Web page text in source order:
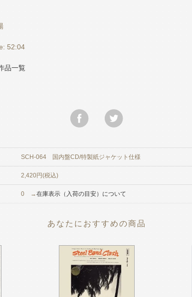
52:04
品一覧
SCH-064 国内盤CD/特製紙ジャケット仕様
2,420円(税込)
0 →在庫表示（入荷の目安）について
あなたにおすすめの商品